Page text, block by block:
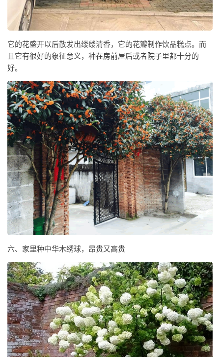
它的花盛开以后散发出缕缕清香，它的花瓣制作饮品糕点。而
且它有很好的象征意义，种在房前屋后或者院子里都十分的
好。
六、家里种中华木绣球，昂贵又高贵